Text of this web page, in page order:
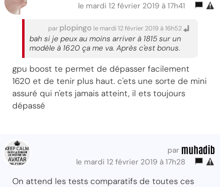
le mardi 12 février 2019 à 17h41
par plopingo le mardi 12 février 2019 à 16h52
bah si je peux au moins arriver à 1815 sur un
modèle à 1620 ça me va. Après c'est bonus.
gpu boost te permet de dépasser facilement
1620 et de tenir plus haut. c'ets une sorte de mini
assuré qui n'ets jamais atteint, il ets toujours
dépassé
par muhadib
le mardi 12 février 2019 à 17h28
On attend les tests comparatifs de toutes ces